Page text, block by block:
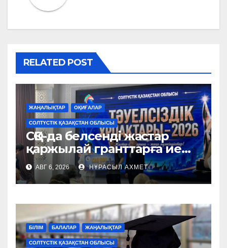
RELATED POST
ЖАҢАЛЫҚТАР ОҚИҒАЛАР
СОЛТҮСТІК ҚАЗАҚСТАН ОБЛЫСЫ
СҚО-да белсенді жастар
қаржылай гранттарға ие
болды
АВГ 6, 2026 НҰРАСЫЛ АХМЕТ
БІЛІМ БАЛАЛАР ЖАҢАЛЫҚТАР
СОЛТҮСТІК ҚАЗАҚСТАН ОБЛЫСЫ